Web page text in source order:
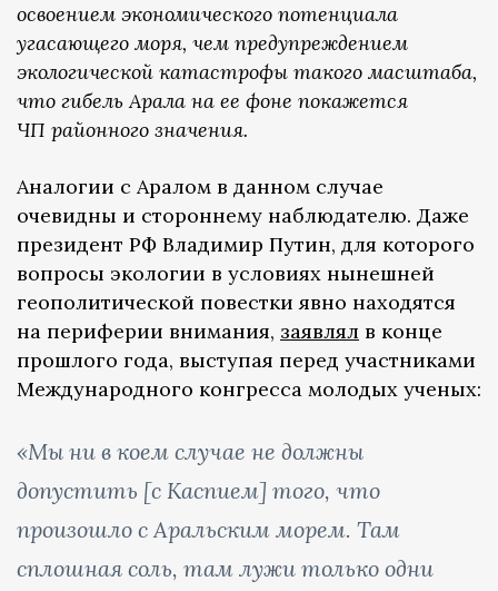
освоением экономического потенциала
угасающего моря, чем предупреждением
экологической катастрофы такого масштаба,
что гибель Арала на ее фоне покажется
ЧП районного значения.
Аналогии с Аралом в данном случае
очевидны и стороннему наблюдателю. Даже
президент РФ Владимир Путин, для которого
вопросы экологии в условиях нынешней
геополитической повестки явно находятся
на периферии внимания, заявлял в конце
прошлого года, выступая перед участниками
Международного конгресса молодых ученых:
«Мы ни в коем случае не должны
допустить [с Каспием] того, что
произошло с Аральским морем. Там
сплошная соль, там лужи только одни